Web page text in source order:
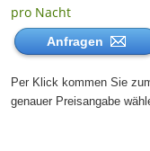
pro Nacht
Anfragen
Per Klick kommen Sie
genauer Preisangabe